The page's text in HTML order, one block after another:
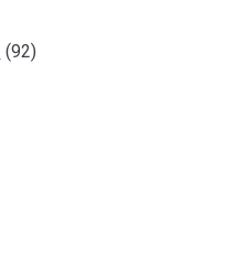
(92)